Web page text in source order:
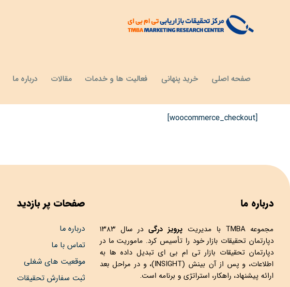
صفحه اصلی خرید پنهانی فعالیت ها و خدمات مقالات درباره ما
[woocommerce_checkout]
درباره ما
مجموعهTMBA با مدیریت پرویز درگی
در سال ۱۳۸۳
دپارتمان تحقیقات بازار خود را تأسیس کرد. ماموریت ما در
دپارتمان تحقیقات بازار تی ام بی ای تبدیل داده ها به
اطلاعات، و پس از آن بینش (INSIGHT)، و در مراحل بعد
ارائه پیشنهاد، راهکار، استراتژی و برنامه است.
صفحات پر بازدید
درباره ما
تماس با ما
موقعیت های شغلی
ثبت سفارش تحقیقات